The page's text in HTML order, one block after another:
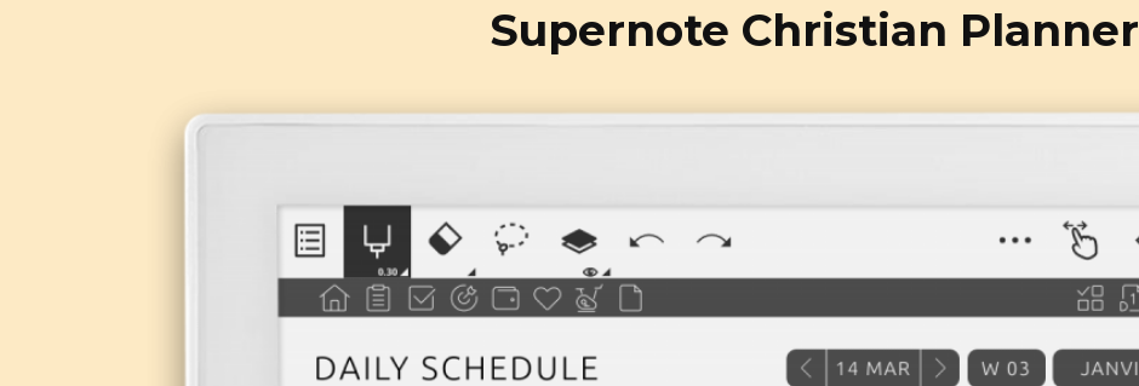
Supernote Christian Planner